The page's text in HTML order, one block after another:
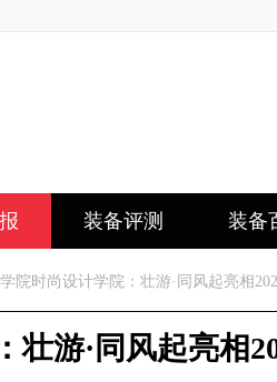
装备评测 装备
院时尚设计学院：壮游·同风起亮相
壮游·同风起亮相